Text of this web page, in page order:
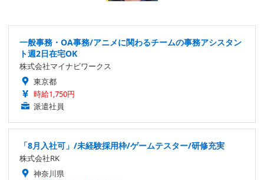
一般事務・OA事務/アニメに関わるチームの事務アシスタン
ト週2日在宅OK
株式会社マイナビワークス
東京都
時給1,750円
派遣社員
「8月入社可」/未経験採用枠/ゲームテスター/研修充実
株式会社RK
神奈川県